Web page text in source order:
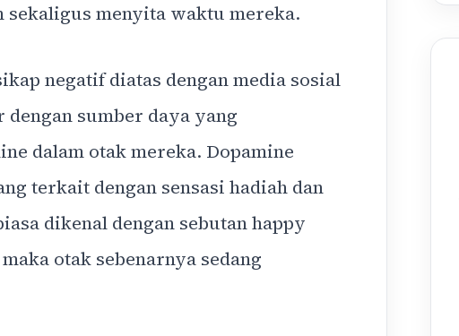
menyita waktu mereka.
negatif diatas dengan media sosial
sumber daya yang
dalam otak mereka. Dopamine
terkait dengan sensasi hadiah dan
dikenal dengan sebutan happy
otak sebenarnya sedang